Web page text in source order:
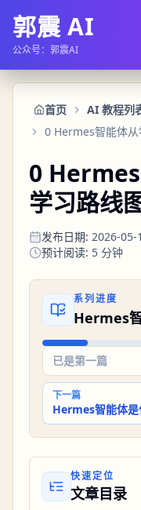
郭震 AI
公众号：郭震AI
首页 AI 教程列
0 Hermes智能体
0
学习路线
发布日期: 2026-05-
预计阅读: 5 分钟
系列进度
Hermes
已是第一篇
下一篇
Hermes智能体是
快速定位
文章目录